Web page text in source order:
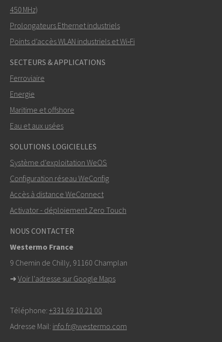
Comment Nuri peut-il vous contacter?
+46 16 42 80 00
info@westermo.com
Pour toute demande d’assistance,
contacter le support technique
450 MHz)
Prolongateurs Ethernet industriels
Points d’accès WLAN industriels et Wi‑Fi
SECTEURS & APPLICATIONS
Ferroviaire
Energie
Maritime et offshore
Eau et aux usées
SOLUTIONS LOGICIELLES
Système d’exploitation WeOS
Configuration réseau WeConfig
Accès à distance WeConnect
Activator - déploiement Zero Touch
NOUS CONTACTER
Westermo France
9 Chemin de Chilly, 91160 Champlan
➜ Voir l'adresse sur Google Maps
Téléphone: +331 69 10 21 00
Adresse Mail: info.fr@westermo.com